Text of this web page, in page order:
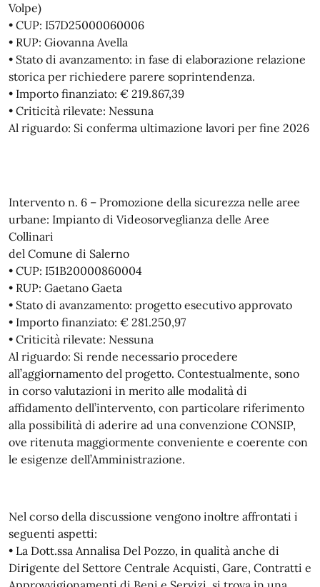
Volpe)
• CUP: I57D25000060006
• RUP: Giovanna Avella
• Stato di avanzamento: in fase di elaborazione relazione
storica per richiedere parere soprintendenza.
• Importo finanziato: € 219.867,39
• Criticità rilevate: Nessuna
Al riguardo: Si conferma ultimazione lavori per fine 2026
Intervento n. 6 – Promozione della sicurezza nelle aree
urbane: Impianto di Videosorveglianza delle Aree
Collinari
del Comune di Salerno
• CUP: I51B20000860004
• RUP: Gaetano Gaeta
• Stato di avanzamento: progetto esecutivo approvato
• Importo finanziato: € 281.250,97
• Criticità rilevate: Nessuna
Al riguardo: Si rende necessario procedere
all’aggiornamento del progetto. Contestualmente, sono
in corso valutazioni in merito alle modalità di
affidamento dell’intervento, con particolare riferimento
alla possibilità di aderire ad una convenzione CONSIP,
ove ritenuta maggiormente conveniente e coerente con
le esigenze dell’Amministrazione.
Nel corso della discussione vengono inoltre affrontati i
seguenti aspetti:
• La Dott.ssa Annalisa Del Pozzo, in qualità anche di
Dirigente del Settore Centrale Acquisti, Gare, Contratti e